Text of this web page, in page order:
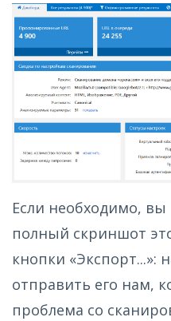
Если необходимо,
полный скриншот
кнопки «Экспорт...»:
отправить его нам,
проблема со